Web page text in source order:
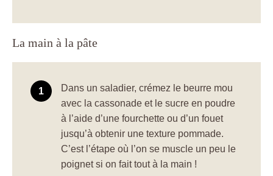
La main à la pâte
Dans un saladier, crémez le beurre mou
avec la cassonade et le sucre en poudre
à l’aide d’une fourchette ou d’un fouet
jusqu’à obtenir une texture pommade.
C’est l’étape où l’on se muscle un peu le
poignet si on fait tout à la main !